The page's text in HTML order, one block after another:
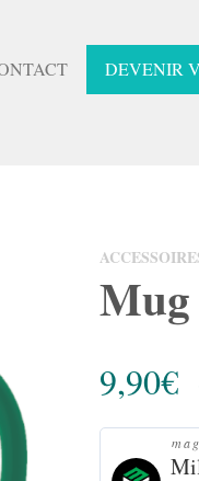
DEVENIR
9,90€